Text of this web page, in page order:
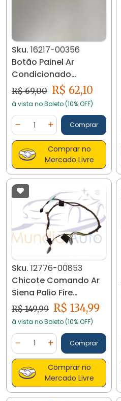
Sku. 16217-00356
Botão Painel Ar
Condicionado
90012004 16217
R$ 69,00 R$ 62,10
à vista no Boleto (10% OFF)
Diminuir Quantidade
Quantidade
Adicionar Quantidade
Comprar
Comprar no
Mercado Livre
Sku. 12776-00853
Chicote Comando Ar
Siena Palio Fire
A71006100 12776
R$ 149,99 R$ 134,99
à vista no Boleto (10% OFF)
Diminuir Quantidade
Quantidade
Adicionar Quantidade
Comprar
Comprar no
Mercado Livre